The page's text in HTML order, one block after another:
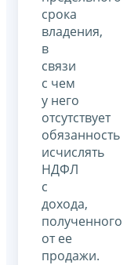
срока
владения,
в
связи
с чем
у него
отсутствует
обязанность
исчислять
НДФЛ
с
дохода,
полученного
от ее
продажи.